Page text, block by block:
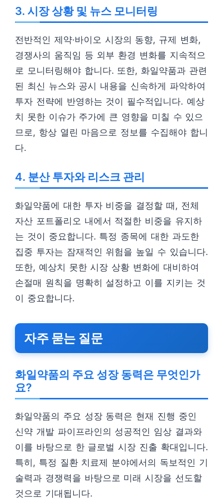
3. 시장 상황 및 뉴스 모니터링
전반적인 제약·바이오 시장의 동향, 규제 변화,
경쟁사의 움직임 등 외부 환경 변화를 지속적으
로 모니터링해야 합니다. 또한, 화일약품과 관련
된 최신 뉴스와 공시 내용을 신속하게 파악하여
투자 전략에 반영하는 것이 필수적입니다. 예상
치 못한 이슈가 주가에 큰 영향을 미칠 수 있으
므로, 항상 열린 마음으로 정보를 수집해야 합니
다.
4. 분산 투자와 리스크 관리
화일약품에 대한 투자 비중을 결정할 때, 전체
자산 포트폴리오 내에서 적절한 비중을 유지하
는 것이 중요합니다. 특정 종목에 대한 과도한
집중 투자는 잠재적인 위험을 높일 수 있습니다.
또한, 예상치 못한 시장 상황 변화에 대비하여
손절매 원칙을 명확히 설정하고 이를 지키는 것
이 중요합니다.
자주 묻는 질문
화일약품의 주요 성장 동력은 무엇인가
요?
화일약품의 주요 성장 동력은 현재 진행 중인
신약 개발 파이프라인의 성공적인 임상 결과와
이를 바탕으로 한 글로벌 시장 진출 확대입니다.
특히, 특정 질환 치료제 분야에서의 독보적인 기
술력과 경쟁력을 바탕으로 미래 시장을 선도할
것으로 기대됩니다.